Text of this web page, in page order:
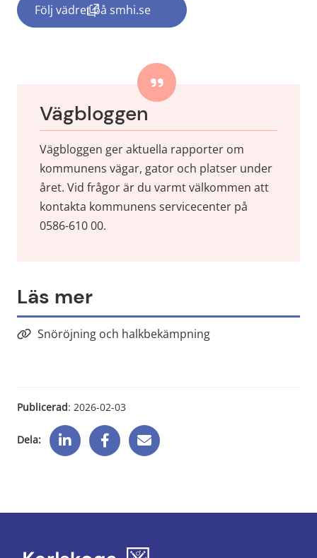
Följ vädret på smhi.se(länk till annan webbplats, öppnas i nytt
Vägbloggen
Vägbloggen ger aktuella rapporter om
kommunens vägar, gator och platser under
året. Vid frågor är du varmt välkommen att
kontakta kommunens servicecenter på
0586-610 00.
Läs mer
Snöröjning och halkbekämpning
Publicerad: 2026-02-03
Dela: